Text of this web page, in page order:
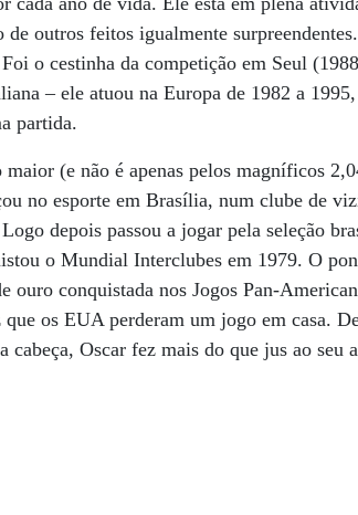
de outros feitos igualmente
o cestinha da competição em Seul
– ele atuou na Europa de 1982 a
partida.
(e não é apenas pelos magníficos
no esporte em Brasília, num clube de
depois passou a jogar pela seleção
o Mundial Interclubes em 1979. O
ouro conquistada nos Jogos Pan-
os EUA perderam um jogo em casa.
cabeça, Oscar fez mais do que jus ao seu